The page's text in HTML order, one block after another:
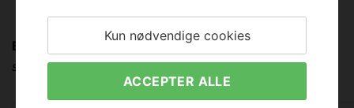
Kun nødvendige cookies
ACCEPTER ALLE
Brewolutions bestsellers
Se hvilke produkter, der hitter blandt ølbryggere i øjeblikket